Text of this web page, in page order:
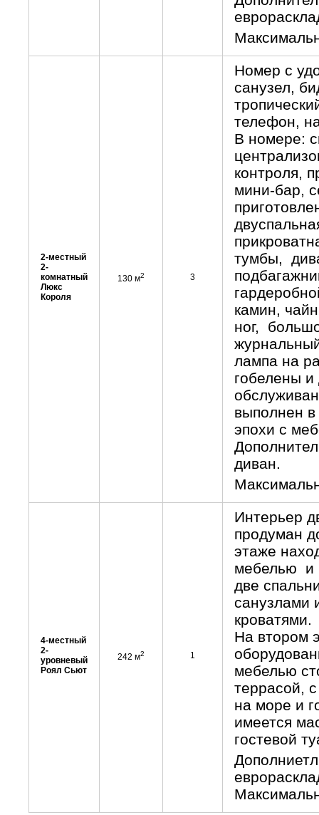
2-местный
2-
комнатный
Люкс
Короля
130 м2 3
Номер с
санузел,
телефон,
В номере:
контроля,
мини-бар,
тумбы,
камин,
ног,
лампа на
гобелены
выполнен в
эпохи с
диван.
4-местный
2-
уровневый
Роял Сьют
242 м2 1
Интерьер
продуман
этаже
мебелью и
две
санузлами
кроватями.
На втором
мебелью
террасой,
на море и
имеется
гостевой